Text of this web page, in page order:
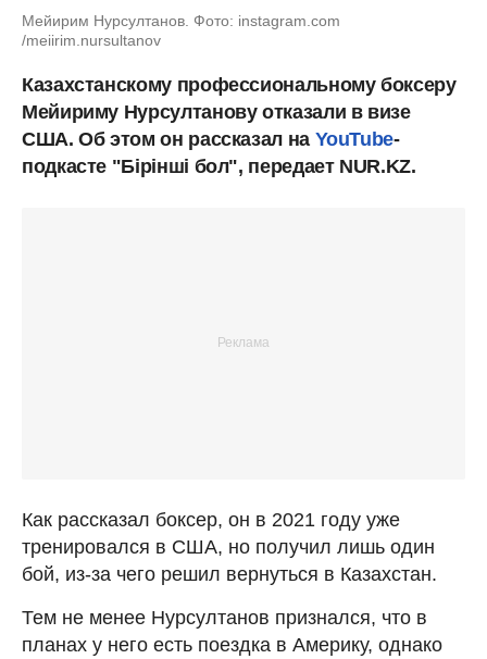
Мейирим Нурсултанов. Фото: instagram.com
/meiirim.nursultanov
Казахстанскому профессиональному боксеру
Мейириму Нурсултанову отказали в визе
США. Об этом он рассказал на YouTube-
подкасте "Бірінші бол", передает NUR.KZ.
Как рассказал боксер, он в 2021 году уже
тренировался в США, но получил лишь один
бой, из-за чего решил вернуться в Казахстан.
Тем не менее Нурсултанов признался, что в
планах у него есть поездка в Америку, однако